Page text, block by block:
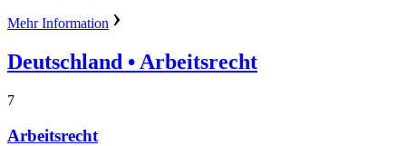
Mehr Information
Deutschland • Arbeitsrecht
7
Arbeitsrecht